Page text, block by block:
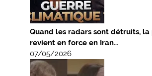
Quand les radars sont détruits, la
revient en force en Iran…
07/05/2026